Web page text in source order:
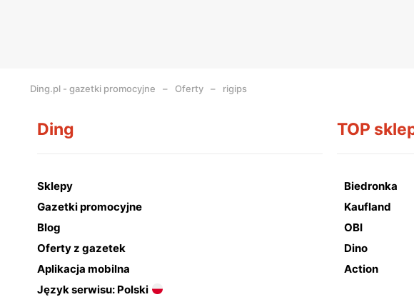
Ding.pl - gazetki promocyjne Oferty rigips
Ding
Sklepy
Gazetki promocyjne
Blog
Oferty z gazetek
Aplikacja mobilna
Język serwisu: Polski
TOP
Biedronka
Kaufland
OBI
Dino
Action